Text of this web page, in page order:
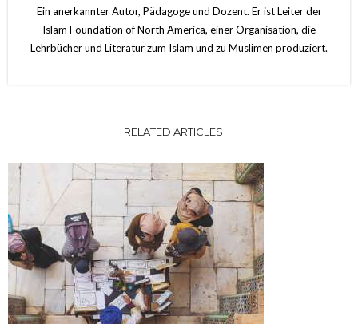
Ein anerkannter Autor, Pädagoge und Dozent. Er ist Leiter der
Islam Foundation of North America, einer Organisation, die
Lehrbücher und Literatur zum Islam und zu Muslimen produziert.
RELATED ARTICLES